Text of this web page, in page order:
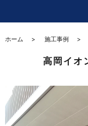
ホーム 施工事例
高岡イオ